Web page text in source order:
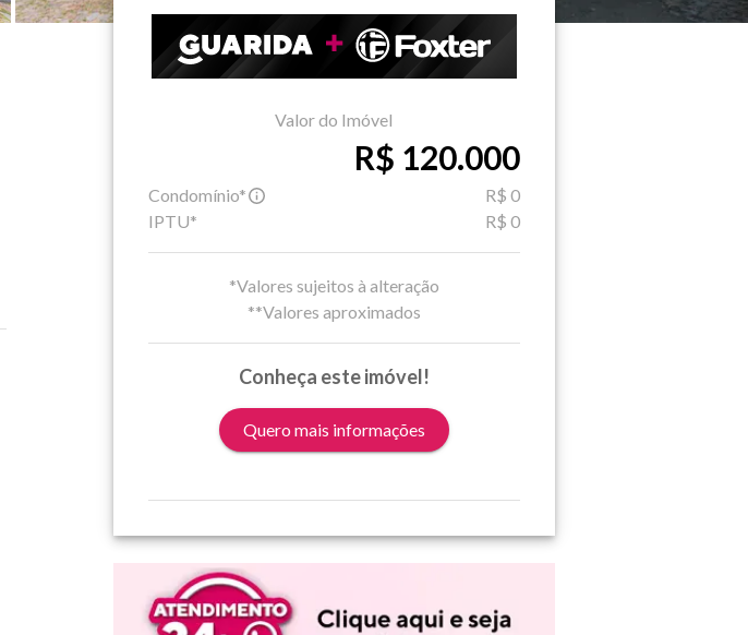
Valor do Imóvel
R$ 120.000
Condomínio*
R$ 0
IPTU*
R$ 0
*Valores sujeitos à alteração
**Valores aproximados
Conheça este imóvel!
Quero mais informações